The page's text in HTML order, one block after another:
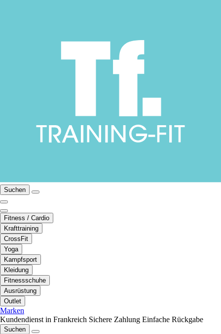
Suchen
Fitness / Cardio
Krafttraining
CrossFit
Yoga
Kampfsport
Kleidung
Fitnessschuhe
Ausrüstung
Outlet
Marken
Kundendienst in Frankreich Sichere Zahlung Einfache Rückgabe
Suchen